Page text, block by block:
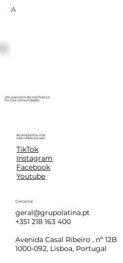
A
Um parceiro de confiança
na tua comunidade.
Acompanha-nos
nas redes sociais
TikTok
Instagram
Facebook
Youtube
Contactos
geral@grupolatina.pt
+351 218 163 400
Avenida Casal Ribeiro , nº 12B
1000-092, Lisboa, Portugal